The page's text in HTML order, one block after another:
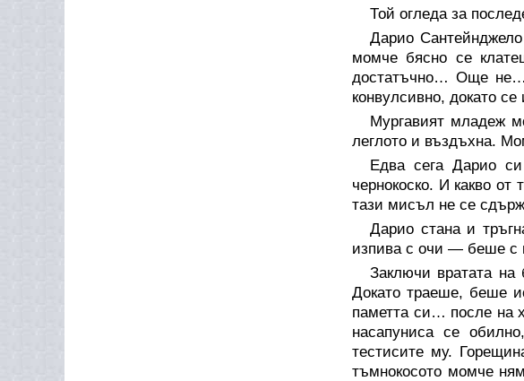
Той огледа за
Дарио
момче бясно се
достатъчно… Още
конвулсивно, докато
Мургавият младеж
леглото и въздъхна.
Едва сега Дарио
чернокоско. И какво
тази мисъл не се
Дарио стана и
изпива с очи — беше с
Заключи вратата на
Докато траеше, беше
паметта си… после на
насапуниса се
тестисите му.
тъмнокосото момче